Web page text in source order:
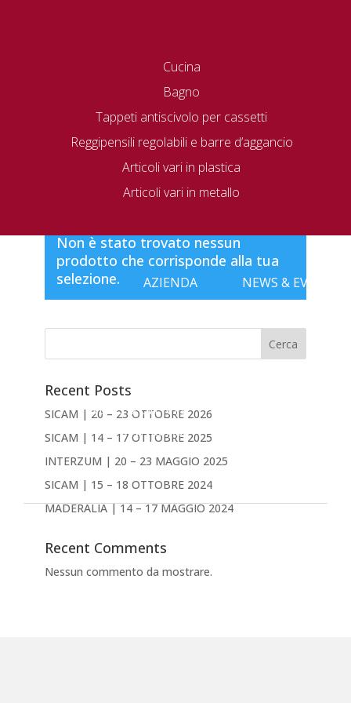
Cucina
Bagno
Tappeti antiscivolo per cassetti
Reggipensili regolabili e barre d’aggancio
Articoli vari in plastica
Articoli vari in metallo
AZIENDA NEWS & EVENTI
AZIENDA
NEWS & EVENTI
DOWNLOAD
Non è stato trovato nessun
prodotto che corrisponde alla tua
selezione.
Cerca
Recent Posts
SICAM | 20 – 23 OTTOBRE 2026
SICAM | 14 – 17 OTTOBRE 2025
INTERZUM | 20 – 23 MAGGIO 2025
SICAM | 15 – 18 OTTOBRE 2024
MADERALIA | 14 – 17 MAGGIO 2024
Recent Comments
Nessun commento da mostrare.